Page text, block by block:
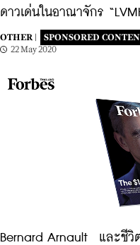
ดาวเด่นในอาณาจักร
OTHER | SPONSORED
22 May 2020
Bernard Arnault และชีวิ